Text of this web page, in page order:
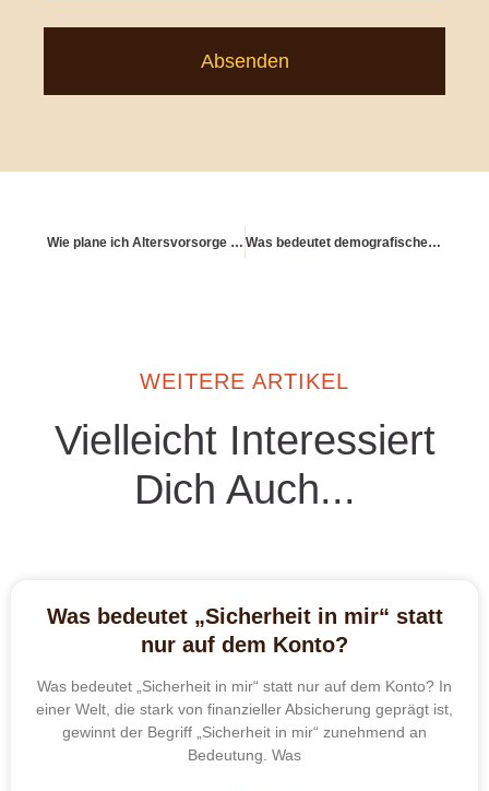
Absenden
Wie plane ich Altersvorsorge als Paar? Was bedeutet demografisches Investieren?
WEITERE ARTIKEL
Vielleicht Interessiert
Dich Auch...
Was bedeutet „Sicherheit in mir“ statt
nur auf dem Konto?
Was bedeutet „Sicherheit in mir“ statt nur auf dem Konto? In
einer Welt, die stark von finanzieller Absicherung geprägt ist,
gewinnt der Begriff „Sicherheit in mir“ zunehmend an
Bedeutung. Was